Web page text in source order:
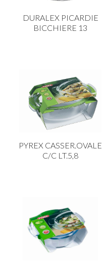
BILANCE
CAFFETTERIA E RICAMBI
CALICI E BICCHIERI
CAMPEGGIO E GIARDINO
CARTA
FIORI ARTIFICIALI
FONDUES E PIETRE OLLARI
IL COCCIO
DURALEX PICARDIE
BICCHIERE 13
PYREX CASSER.OVALE
C/C LT.5,8